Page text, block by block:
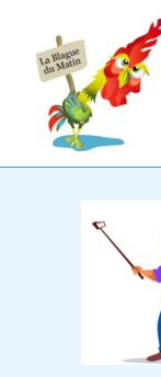
contenu